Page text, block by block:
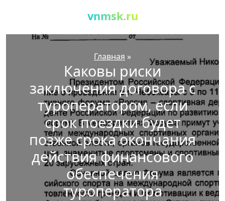
vnmsk.ru
Главная »
Каковы риски
заключения договора с
туроператором, если
срок поездки будет
позже срока окончания
действия финансового
обеспечения
туроператора